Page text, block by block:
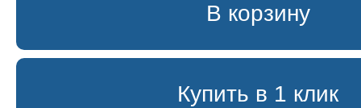
В корзину
Купить в 1 клик